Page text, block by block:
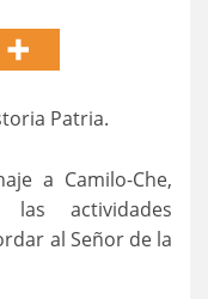
Patria.
a Camilo-Che,
actividades
al Señor de la